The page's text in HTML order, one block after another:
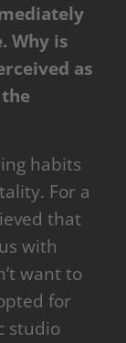
Why is
as
habits
For a
that
with
want to
for
studio